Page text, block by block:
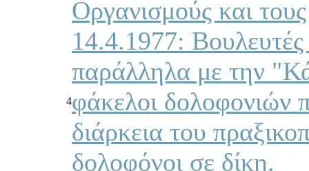
Οργανισμούς και
4
14.4.1977:
παράλληλα με την
φάκελοι δολοφονιών
διάρκεια του
δολοφόνοι σε δίκη.